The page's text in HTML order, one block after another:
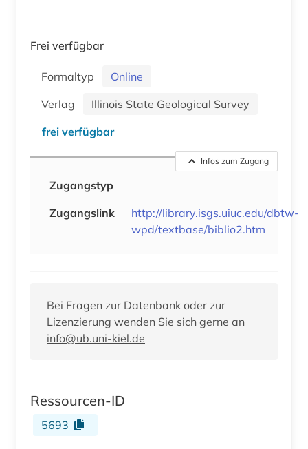
Frei verfügbar
Formaltyp
Online
Verlag
Illinois State Geological Survey
frei verfügbar
Infos zum Zugang
Zugangstyp
Zugangslink
http://library.isgs.uiuc.edu/dbtw-
wpd/textbase/biblio2.htm
Bei Fragen zur Datenbank oder zur
Lizenzierung wenden Sie sich gerne an
info@ub.uni-kiel.de
Ressourcen-ID
5693